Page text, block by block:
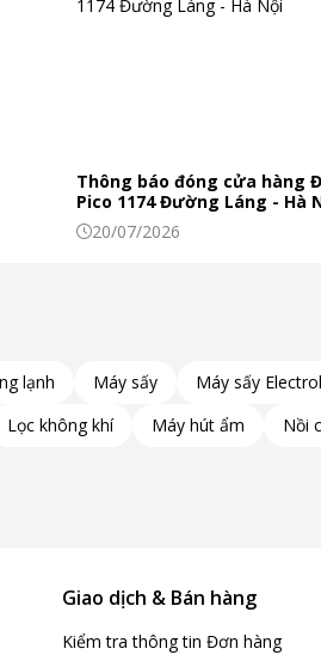
không khí thế hệ mới
Thông báo đóng cửa hàng
Pico 1174 Đường Láng - Hà
20/07/2026
lạnh Máy sấy Máy sấy
Lọc không khí Máy hút ẩm Nồi
Giao dịch & Bán hàng
Kiểm tra thông tin Đơn hàng